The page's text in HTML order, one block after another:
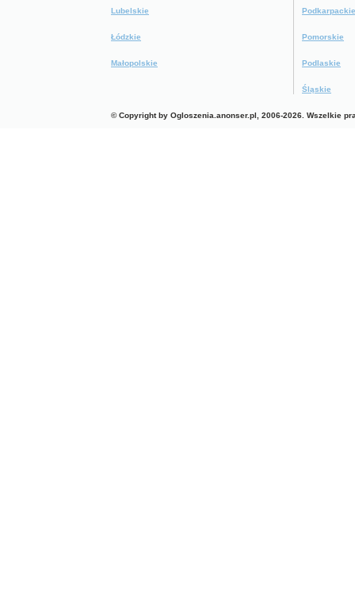
Lubelskie
Łódzkie
Małopolskie
Podkarpackie
Pomorskie
Podlaskie
Śląskie
© Copyright by Ogloszenia.anonser.pl, 2006-2026. Wszelkie